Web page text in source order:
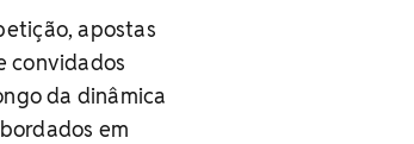
apostas
convidados
da dinâmica
em